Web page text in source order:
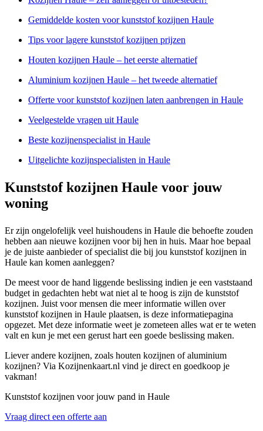
Gemiddelde kosten voor kunststof kozijnen Haule
Tips voor lagere kunststof kozijnen prijzen
Houten kozijnen Haule – het eerste alternatief
Aluminium kozijnen Haule – het tweede alternatief
Offerte voor kunststof kozijnen laten aanbrengen in Haule
Veelgestelde vragen uit Haule
Beste kozijnenspecialist in Haule
Uitgelichte kozijnspecialisten in Haule
Kunststof kozijnen Haule voor jouw
woning
Er zijn ongelofelijk veel huishoudens in Haule die behoefte zouden
hebben aan nieuwe kozijnen voor bij hen in huis. Maar hoe bepaal
je de juiste aanbieder of specialist die bij jou kunststof kozijnen in
Haule kan komen aanleggen?
De meest voor de hand liggende beslissing indien je een vaststaand
budget in gedachten hebt wat niet al te hoog is zijn de kunststof
kozijnen. Juist voor mensen die meer informatie willen over
kunststof kozijnen in Haule plaatsen, is deze informatiepagina
opgezet. Met deze informatie weet je zometeen alles wat er te weten
valt en kun je met een gerust hart een goede beslissing maken.
Liever andere kozijnen, zoals houten kozijnen of aluminium
kozijnen? Via Kozijnenkaart.nl vind je direct en goedkoop je
vakman!
Kunststof kozijnen voor jouw pand in Haule
Vraag direct een offerte aan